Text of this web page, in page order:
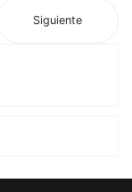
Siguiente